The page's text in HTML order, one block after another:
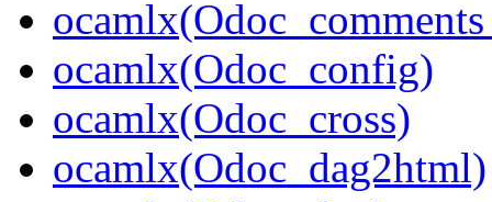
ocamlx(Odoc_config)
ocamlx(Odoc_cross)
ocamlx(Odoc_dag2html)